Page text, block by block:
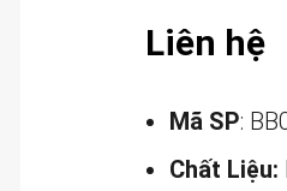
Liên hệ
Mã SP:
Chất Liệu: